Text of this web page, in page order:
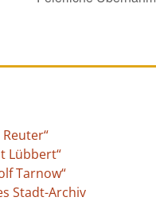
Lübbert“
Tarnow“
Stadt-Archiv